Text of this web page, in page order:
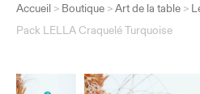
Accueil > Boutique >Art de la table >
Pack LELLA Craquelé Turquoise